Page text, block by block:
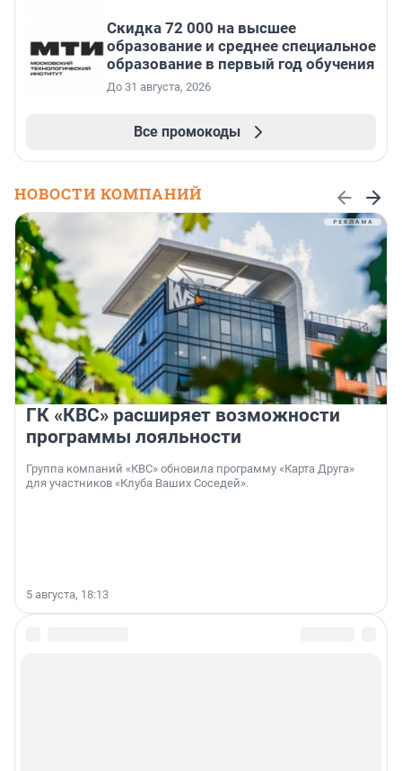
Скидка 72 000 на высшее
образование и среднее специальное
образование в первый год обучения
До 31 августа, 2026
Все промокоды
НОВОСТИ КОМПАНИЙ
ГК «КВС» расширяет возможности
программы лояльности
Группа компаний «КВС» обновила программу «Карта Друга»
для участников «Клуба Ваших Соседей».
5 августа, 18:13